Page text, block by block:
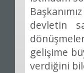
devletin
gelişime
verdiğini